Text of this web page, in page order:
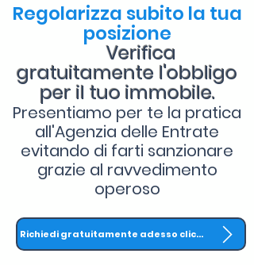
Regolarizza subito la tua
posizione
Verifica
gratuitamente l'obbligo
per il tuo immobile.
Presentiamo per te la pratica
all'Agenzia delle Entrate
evitando di farti sanzionare
grazie al ravvedimento
operoso
Richiedi gratuitamente adesso clicca QUI